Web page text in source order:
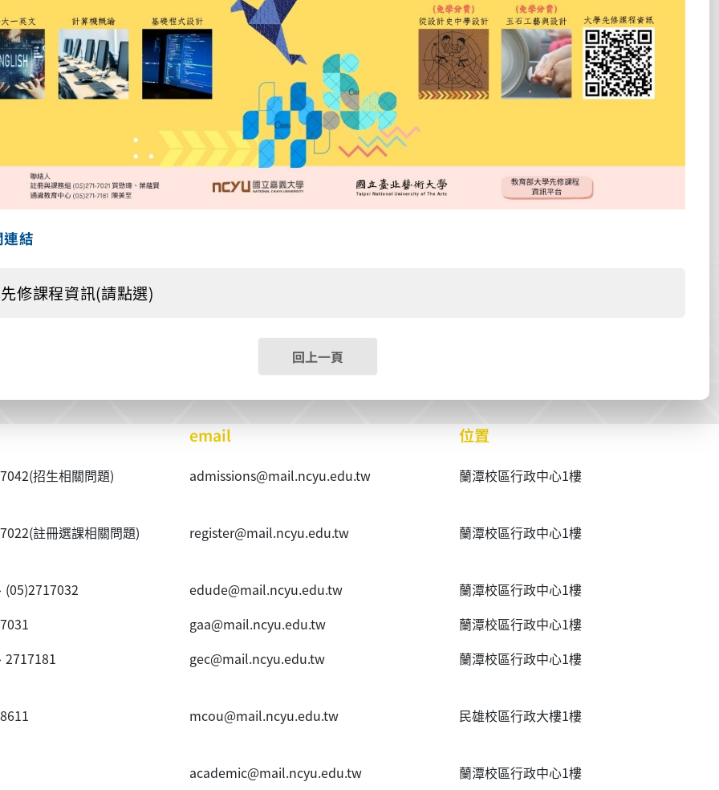
結
修課程資訊(請點選)
回上一頁
email 位置
招生相關問題) admissions@mail.ncyu.edu.tw 蘭潭校區行政中心1樓
註冊選課相關問題) register@mail.ncyu.edu.tw 蘭潭校區行政中心1樓
(05)2717032 edude@mail.ncyu.edu.tw
蘭潭校區行政中心1樓
gaa@mail.ncyu.edu.tw
蘭潭校區行政中心1樓
2717181
gec@mail.ncyu.edu.tw 蘭潭校區行政中心1樓
mcou@mail.ncyu.edu.tw 民雄校區行政大樓1樓
academic@mail.ncyu.edu.tw 蘭潭校區行政中心1樓